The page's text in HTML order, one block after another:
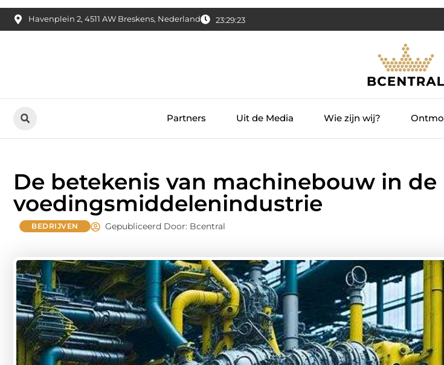
Havenplein 2, 4511 AW Breskens, Nederland
De betekenis van machinebouw in de
voedingsmiddelenindustrie
BEDRIJVEN Gepubliceerd Door: Bcentral